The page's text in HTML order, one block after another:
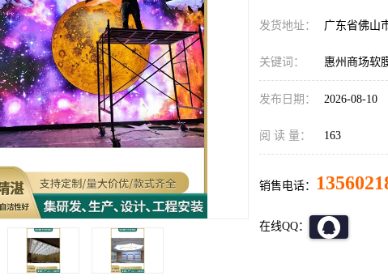
发货地址： 广东省佛山
关键词： 惠州商场软
发布日期： 2026-08-10
阅 读 量： 163
销售电话：
在线QQ：